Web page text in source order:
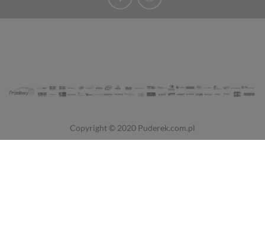
Copyright © 2020 Puderek.com.pl